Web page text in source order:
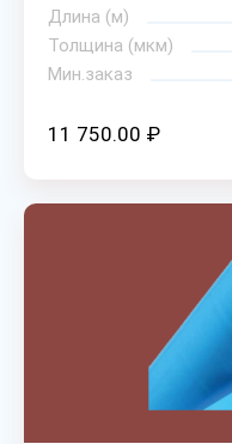
Длина (м)
Толщина (мкм)
Мин.заказ
11 750.00 ₽